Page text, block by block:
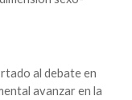
al debate en
avanzar en la